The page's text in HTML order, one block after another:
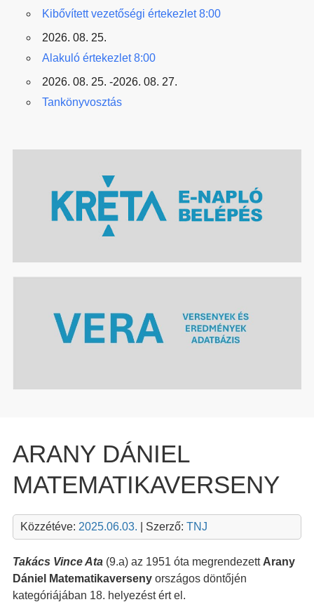
Kibővített vezetőségi értekezlet 8:00
2026. 08. 25.
Alakuló értekezlet 8:00
2026. 08. 25. -2026. 08. 27.
Tankönyvosztás
ARANY DÁNIEL
MATEMATIKAVERSENY
Közzétéve: 2025.06.03. | Szerző: TNJ
Takács Vince Ata(9.a) az 1951 óta megrendezett Arany
Dániel Matematikaversenyországos döntőjén
kategóriájában 18. helyezést ért el.